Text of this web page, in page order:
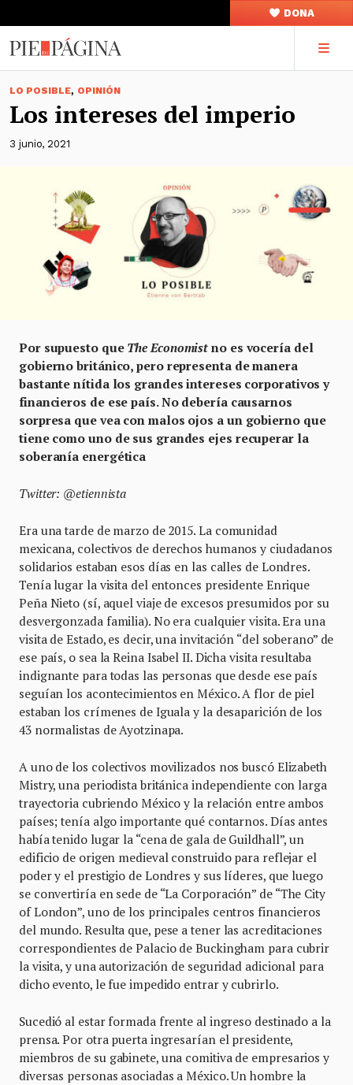
DONA
LO POSIBLE, OPINIÓN
Los intereses del imperio
3 junio, 2021
Por supuesto que The Economist no es vocería del
gobierno británico, pero representa de manera
bastante nítida los grandes intereses corporativos y
financieros de ese país. No debería causarnos
sorpresa que vea con malos ojos a un gobierno que
tiene como uno de sus grandes ejes recuperar la
soberanía energética
Twitter: @etiennista
Era una tarde de marzo de 2015. La comunidad
mexicana, colectivos de derechos humanos y ciudadanos
solidarios estaban esos días en las calles de Londres.
Tenía lugar la visita del entonces presidente Enrique
Peña Nieto (sí, aquel viaje de excesos presumidos por su
desvergonzada familia). No era cualquier visita. Era una
visita de Estado, es decir, una invitación “del soberano” de
ese país, o sea la Reina Isabel II. Dicha visita resultaba
indignante para todas las personas que desde ese país
seguían los acontecimientos en México. A flor de piel
estaban los crímenes de Iguala y la desaparición de los
43 normalistas de Ayotzinapa.
A uno de los colectivos movilizados nos buscó Elizabeth
Mistry, una periodista británica independiente con larga
trayectoria cubriendo México y la relación entre ambos
países; tenía algo importante qué contarnos. Días antes
había tenido lugar la “cena de gala de Guildhall”, un
edificio de origen medieval construido para reflejar el
poder y el prestigio de Londres y sus líderes, que luego
se convertiría en sede de “La Corporación” de “The City
of London”, uno de los principales centros financieros
del mundo. Resulta que, pese a tener las acreditaciones
correspondientes de Palacio de Buckingham para cubrir
la visita, y una autorización de seguridad adicional para
dicho evento, le fue impedido entrar y cubrirlo.
Sucedió al estar formada frente al ingreso destinado a la
prensa. Por otra puerta ingresarían el presidente,
miembros de su gabinete, una comitiva de empresarios y
diversas personas asociadas a México. Un hombre la